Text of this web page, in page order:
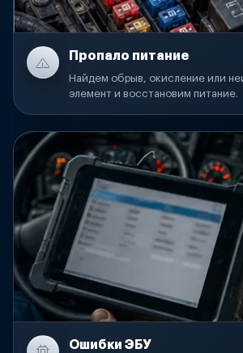
Пропало питание
Найдем обрыв, окисление или
элемент и восстановим питание.
Ошибки ЭБУ